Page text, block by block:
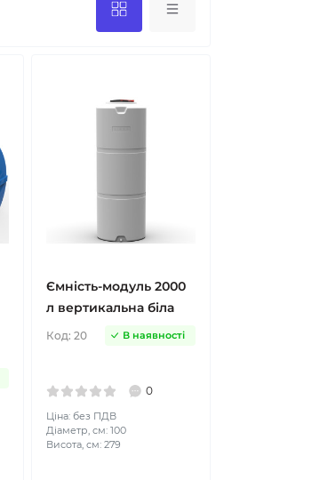
Ємність-модуль 2000
л вертикальна біла
Код:20 В наявності
0
Ціна: без ПДВ
Діаметр, см: 100
Висота, см: 279